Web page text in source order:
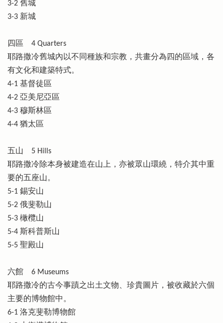
3-2 舊城
3-3 新城
四區 4 Quarters
耶路撒冷舊城內以不同種族和宗教，共畫分為四的區域，各
有文化和建築特式。
4-1 基督徒區
4-2 亞美尼亞區
4-3 穆斯林區
4-4 猶太區
五山 5 Hills
耶路撒冷除本身被建造在山上，亦被眾山環繞，特介其中重
要的五座山。
5-1 錫安山
5-2 俄斐勒山
5-3 橄欖山
5-4 斯科普斯山
5-5 聖殿山
六館 6 Museums
耶路撒冷的古今事蹟之出土文物、珍貴圖片，被收藏於六個
主要的博物館中。
6-1 洛克斐勒博物館